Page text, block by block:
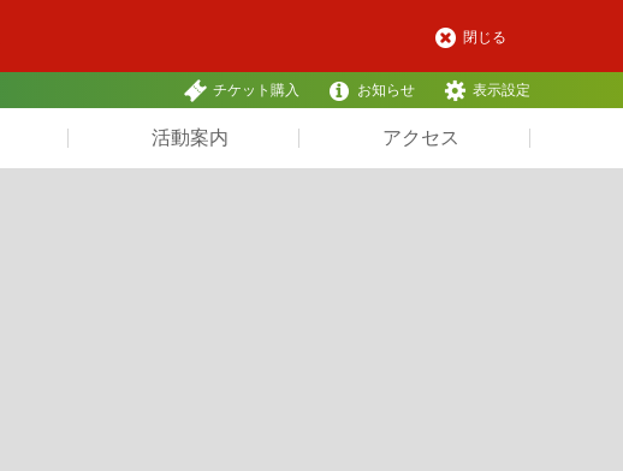
閉じる
チケット購入 お知らせ 表示設定
活動案内 アクセス